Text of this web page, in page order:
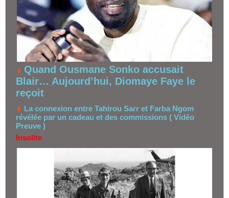
Quand Ousmane Sonko accusait
Blair… Aujourd’hui, Diomaye Faye le
reçoit
La connexion entre Tahirou Sarr et Farba Ngom
révélée par un cadeau et des commissions ( Vidéo
Preuve )
Insolite